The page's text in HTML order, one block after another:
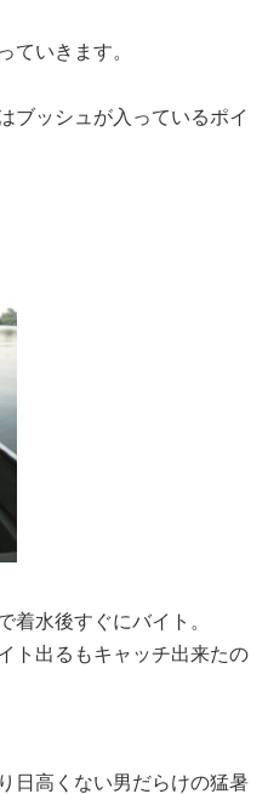
ていきます。
ブッシュが入っているポイ
着水後すぐにバイト。
ト出るもキャッチ出来たの
日高くない男だらけの猛暑